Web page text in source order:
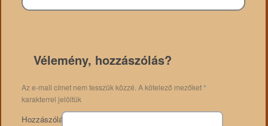
Vélemény, hozzászólás?
Az e-mail címet nem tesszük közzé.A kötelező mezőket*
karakterrel jelöltük
Hozzászólás